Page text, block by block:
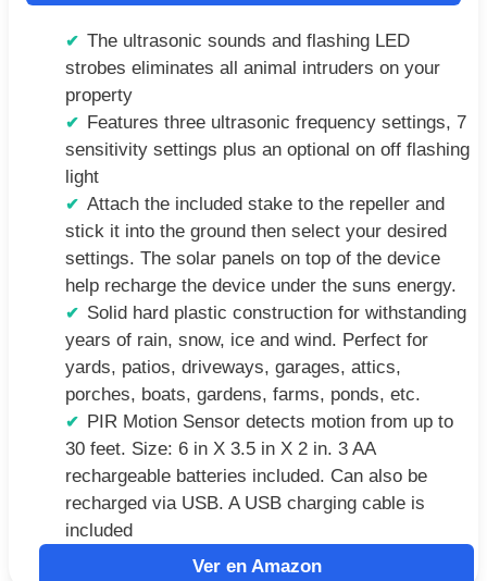
The ultrasonic sounds and flashing LED
strobes eliminates all animal intruders on your
property
Features three ultrasonic frequency settings, 7
sensitivity settings plus an optional on off flashing
light
Attach the included stake to the repeller and
stick it into the ground then select your desired
settings. The solar panels on top of the device
help recharge the device under the suns energy.
Solid hard plastic construction for withstanding
years of rain, snow, ice and wind. Perfect for
yards, patios, driveways, garages, attics,
porches, boats, gardens, farms, ponds, etc.
PIR Motion Sensor detects motion from up to
30 feet. Size: 6 in X 3.5 in X 2 in. 3 AA
rechargeable batteries included. Can also be
recharged via USB. A USB charging cable is
included
Ver en Amazon